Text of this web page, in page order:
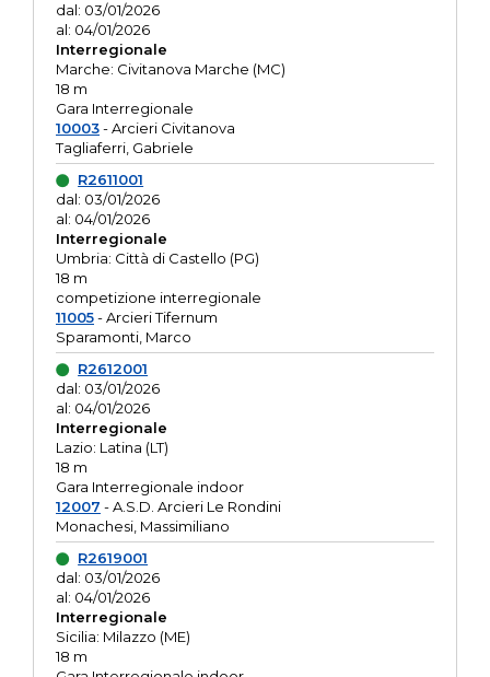
dal: 03/01/2026
al: 04/01/2026
Interregionale
Marche: Civitanova Marche (MC)
18 m
Gara Interregionale
10003- Arcieri Civitanova
Tagliaferri, Gabriele
R2611001
dal: 03/01/2026
al: 04/01/2026
Interregionale
Umbria: Città di Castello (PG)
18 m
competizione interregionale
11005- Arcieri Tifernum
Sparamonti, Marco
R2612001
dal: 03/01/2026
al: 04/01/2026
Interregionale
Lazio: Latina (LT)
18 m
Gara Interregionale indoor
12007 - A.S.D. Arcieri Le Rondini
Monachesi, Massimiliano
R2619001
dal: 03/01/2026
al: 04/01/2026
Interregionale
Sicilia: Milazzo (ME)
18 m